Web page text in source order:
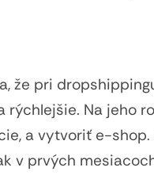
že pri
rýchlejšie. Na jeho
a vytvoriť e-
v prvých